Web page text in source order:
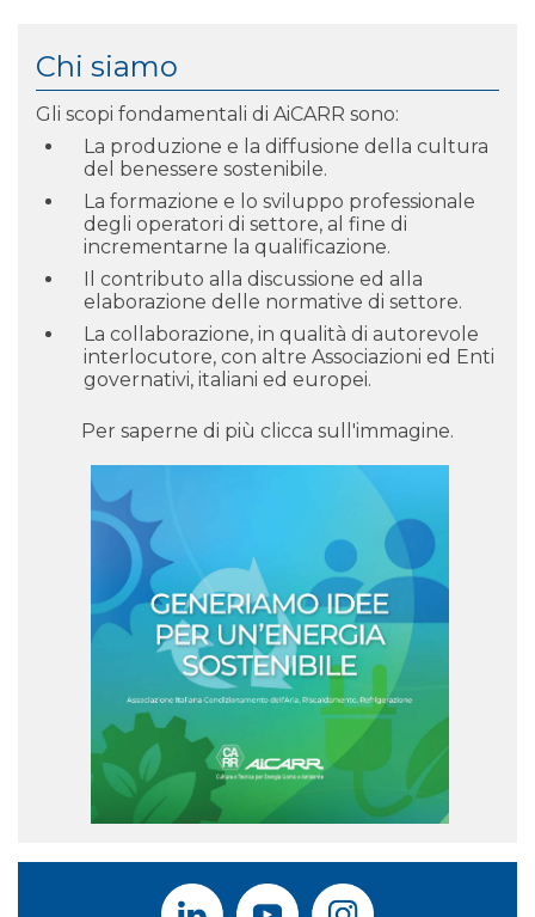
Chi siamo
Gli scopi fondamentali di AiCARR sono:
La produzione e la diffusione della cultura
del benessere sostenibile.
La formazione e lo sviluppo professionale
degli operatori di settore, al fine di
incrementarne la qualificazione.
Il contributo alla discussione ed alla
elaborazione delle normative di settore.
La collaborazione, in qualità di autorevole
interlocutore, con altre Associazioni ed Enti
governativi, italiani ed europei.
Per saperne di più clicca sull'immagine.